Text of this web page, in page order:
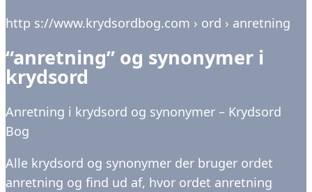
http s://www.krydsordbog.com › ord › anretning
“anretning” og synonymer i
krydsord
Anretning i krydsord og synonymer – Krydsord
Bog
Alle krydsord og synonymer der bruger ordet
anretning og find ud af, hvor ordet anretning